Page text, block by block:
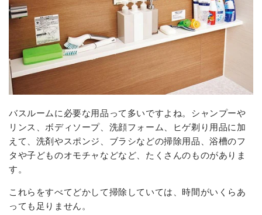
バスルームに必要な用品って多いですよね。シャンプーや
リンス、ボディソープ、洗顔フォーム、ヒゲ剃り用品に加
えて、洗剤やスポンジ、ブラシなどの掃除用品、浴槽のフ
タや子どものオモチャなどなど、たくさんのものがありま
す。
これらをすべてどかして掃除していては、時間がいくらあ
っても足りません。